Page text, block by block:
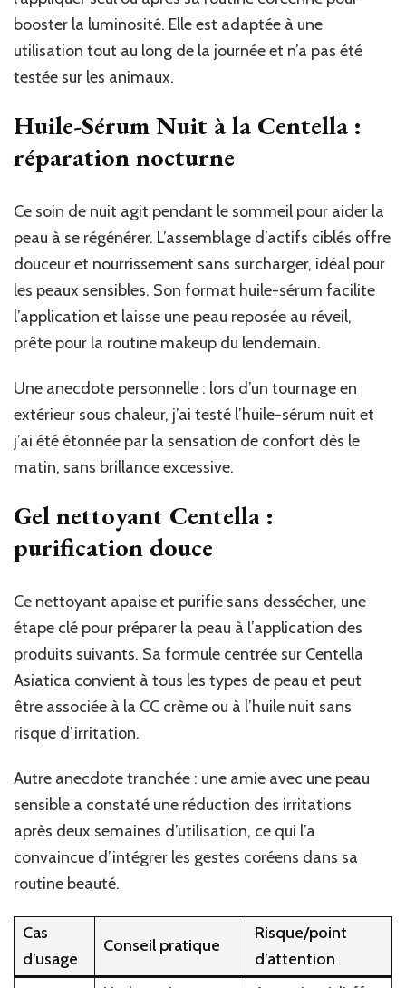
booster la luminosité. Elle est adaptée à une
utilisation tout au long de la journée et n’a pas été
testée sur les animaux.
Huile-Sérum Nuit à la Centella :
réparation nocturne
Ce soin de nuit agit pendant le sommeil pour aider la
peau à se régénérer. L’assemblage d’actifs ciblés offre
douceur et nourrissement sans surcharger, idéal pour
les peaux sensibles. Son format huile-sérum facilite
l’application et laisse une peau reposée au réveil,
prête pour la routine makeup du lendemain.
Une anecdote personnelle : lors d’un tournage en
extérieur sous chaleur, j’ai testé l’huile-sérum nuit et
j’ai été étonnée par la sensation de confort dès le
matin, sans brillance excessive.
Gel nettoyant Centella :
purification douce
Ce nettoyant apaise et purifie sans dessécher, une
étape clé pour préparer la peau à l’application des
produits suivants. Sa formule centrée sur Centella
Asiatica convient à tous les types de peau et peut
être associée à la CC crème ou à l’huile nuit sans
risque d’irritation.
Autre anecdote tranchée : une amie avec une peau
sensible a constaté une réduction des irritations
après deux semaines d’utilisation, ce qui l’a
convaincue d’intégrer les gestes coréens dans sa
routine beauté.
Cas
d’usage
Conseil pratique
Risque/point
d’attention